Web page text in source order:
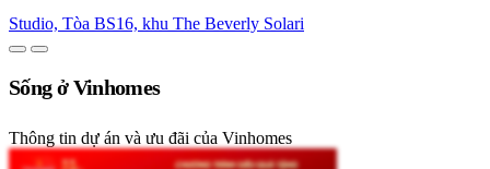
Studio, Tòa BS16, khu The Beverly Solari
Sống ở Vinhomes
Thông tin dự án và ưu đãi của Vinhomes